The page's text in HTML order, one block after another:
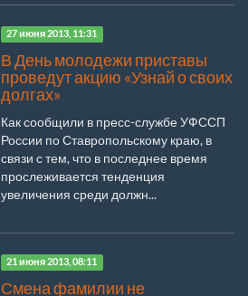
27 июня 2013, 11:31
В День молодежи приставы
проведут акцию «Узнай о своих
долгах»
Как сообщили в пресс-службе УФССП
России по Ставропольскому краю, в
связи с тем, что в последнее время
прослеживается тенденция
увеличения среди должн...
21 июня 2013, 08:11
Смена фамилии не